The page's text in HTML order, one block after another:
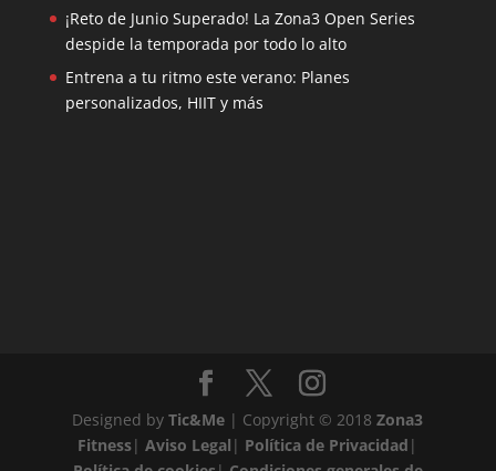
¡Reto de Junio Superado! La Zona3 Open Series
despide la temporada por todo lo alto
Entrena a tu ritmo este verano: Planes
personalizados, HIIT y más
Designed byTic&Me | Copyright © 2018Zona3
Fitness|Aviso Legal | Política de Privacidad |